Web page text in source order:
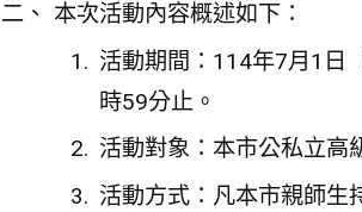
本次活動內容概述如下：
活動期間：114年7月1日
時59分止。
活動對象：本市公私立高
活動方式：凡本市親師生